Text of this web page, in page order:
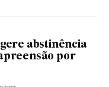
abstinência
por